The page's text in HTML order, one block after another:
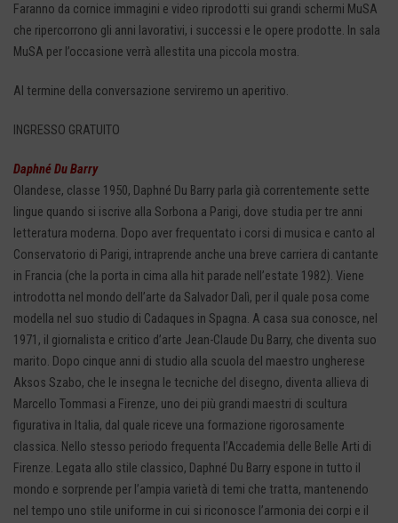
Faranno da cornice immagini e video riprodotti sui grandi schermi MuSA
che ripercorrono gli anni lavorativi, i successi e le opere prodotte. In sala
MuSA per l’occasione verrà allestita una piccola mostra.
Al termine della conversazione serviremo un aperitivo.
INGRESSO GRATUITO
Daphné Du Barry
Olandese, classe 1950, Daphné Du Barry parla già correntemente sette
lingue quando si iscrive alla Sorbona a Parigi, dove studia per tre anni
letteratura moderna. Dopo aver frequentato i corsi di musica e canto al
Conservatorio di Parigi, intraprende anche una breve carriera di cantante
in Francia (che la porta in cima alla hit parade nell’estate 1982). Viene
introdotta nel mondo dell’arte da Salvador Dalì, per il quale posa come
modella nel suo studio di Cadaques in Spagna. A casa sua conosce, nel
1971, il giornalista e critico d’arte Jean-Claude Du Barry, che diventa suo
marito. Dopo cinque anni di studio alla scuola del maestro ungherese
Aksos Szabo, che le insegna le tecniche del disegno, diventa allieva di
Marcello Tommasi a Firenze, uno dei più grandi maestri di scultura
figurativa in Italia, dal quale riceve una formazione rigorosamente
classica. Nello stesso periodo frequenta l’Accademia delle Belle Arti di
Firenze. Legata allo stile classico, Daphné Du Barry espone in tutto il
mondo e sorprende per l’ampia varietà di temi che tratta, mantenendo
nel tempo uno stile uniforme in cui si riconosce l’armonia dei corpi e il